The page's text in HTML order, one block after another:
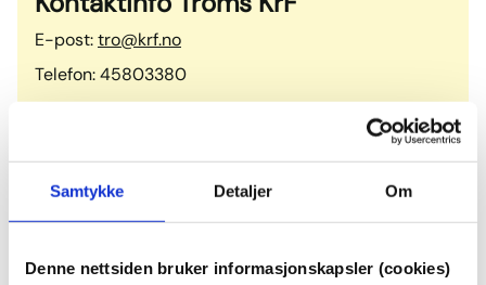
Samtykke Detaljer Om
Denne nettsiden bruker informasjonskapsler (cookies)
E-post:tro@krf.no
Telefon: 45803380
Adresse: Postboks 6600, 9296 Tromsø
Invitasjon ifm. valgkampen?
Send tilagu@krf.noeller